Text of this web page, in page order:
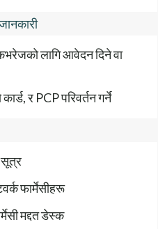
लागि आवेदन दिने वा
र PCP परिवर्तन गर्ने
सूत्र
फार्मेसीहरू
मद्दत डेस्क